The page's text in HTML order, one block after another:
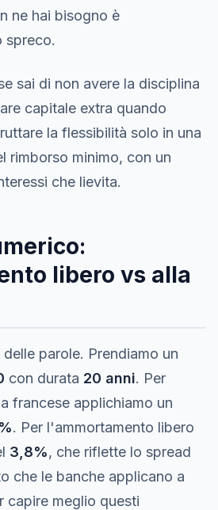
ne hai bisogno è
spreco.
sai di non avere la disciplina
capitale extra quando
la flessibilità solo in una
rimborso minimo, con un
che lievita.
libero vs alla
parole. Prendiamo un
con durata 20 anni. Per
francese applichiamo un
. Per l'ammortamento libero
3,8%, che riflette lo spread
che le banche applicano a
capire meglio questi